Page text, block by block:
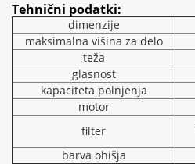
Tehnični podatki:
dimenzije
maksimalna višina za delo
teža
glasnost
kapaciteta polnjenja
motor
filter
barva ohišja